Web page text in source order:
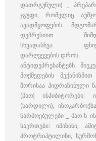
დათრგუნული) _
ჯგუფი, რომელიც
ავადმყოფების
დეპრესიით
სხვადასხვა
დარღვევების დროს.
ანტიდეპრესანტებს
მოქმედების
შორისაა ჰიდრაზინული
(მაო) ინჰიბიტორები:
(ნარდილი),
წარმოებულები _ მაო-ს
ნაერთები: იმიზინი,
პროტრიპტილინი,